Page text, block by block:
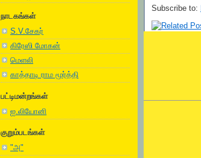
நாடகங்கள்
S.V.சேகர்
கிரேஸி மோகன்
மெளலி
காத்தாடி ராம மூர்த்தி
பட்டிமன்றங்கள்
ஐ.லியோனி
குறும்படங்கள்
"அ"
Subscribe to: